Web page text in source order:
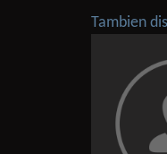
Tambien